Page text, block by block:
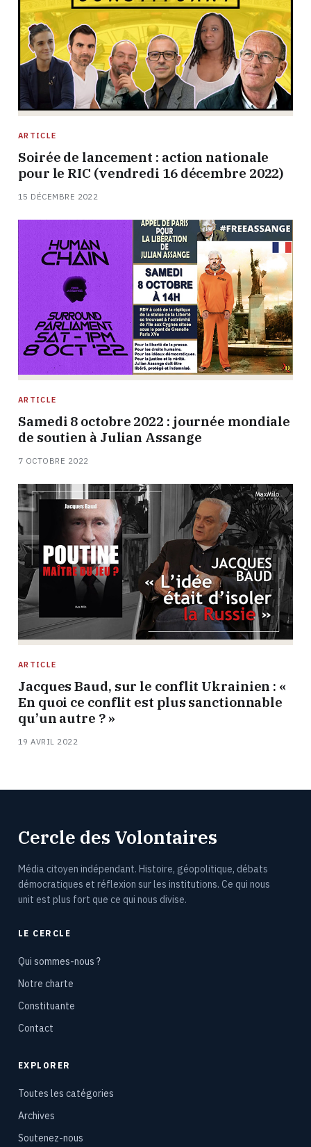
ARTICLE
Soirée de lancement : action nationale
pour le RIC (vendredi 16 décembre 2022)
15 DÉCEMBRE 2022
ARTICLE
Samedi 8 octobre 2022 : journée mondiale
de soutien à Julian Assange
7 OCTOBRE 2022
ARTICLE
Jacques Baud, sur le conflit Ukrainien : «
En quoi ce conflit est plus sanctionnable
qu’un autre ? »
19 AVRIL 2022
Cercle des Volontaires
Média citoyen indépendant. Histoire, géopolitique, débats
démocratiques et réflexion sur les institutions. Ce qui nous
unit est plus fort que ce qui nous divise.
LE CERCLE
Qui sommes-nous ?
Notre charte
Constituante
Contact
EXPLORER
Toutes les catégories
Archives
Soutenez-nous